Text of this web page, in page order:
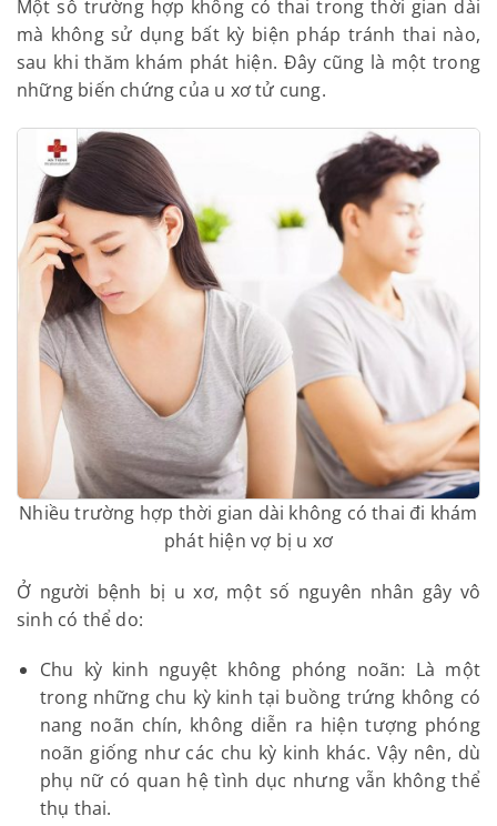
nhưng tiên lượng rất xấu. Biến chứng này không
có biểu hiện đặc trưng, có thể sút cân, sốt, ra
máu âm đạo bất thường kéo dài…
4.2.1/ Hiếm muộn hoặc vô sinh
Một số trường hợp không có thai trong thời gian dài
mà không sử dụng bất kỳ biện pháp tránh thai nào,
sau khi thăm khám phát hiện. Đây cũng là một
trong những biến chứng của u xơ tử cung.
Nhiều trường hợp thời gian dài không có thai đi
khám phát hiện vợ bị u xơ
Ở người bệnh bị u xơ, một số nguyên nhân gây vô
sinh có thể do: